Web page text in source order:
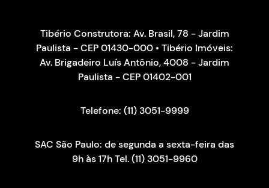
Tibério Construtora: Av. Brasil, 78 - Jardim
Paulista - CEP 01430-000 • Tibério Imóveis:
Av. Brigadeiro Luís Antônio, 4008 - Jardim
Paulista - CEP 01402-001
Telefone: (11) 3051-9999
SAC São Paulo: de segunda a sexta-feira das
9h às 17h Tel. (11) 3051-9960